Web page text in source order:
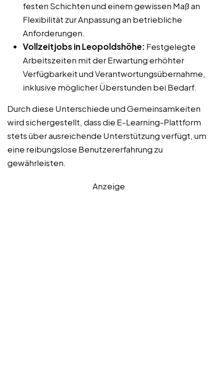
festen Schichten und einem gewissen Maß an
Flexibilität zur Anpassung an betriebliche
Anforderungen.
Vollzeitjobs in Leopoldshöhe: Festgelegte
Arbeitszeiten mit der Erwartung erhöhter
Verfügbarkeit und Verantwortungsübernahme,
inklusive möglicher Überstunden bei Bedarf.
Durch diese Unterschiede und Gemeinsamkeiten
wird sichergestellt, dass die E-Learning-Plattform
stets über ausreichende Unterstützung verfügt, um
eine reibungslose Benutzererfahrung zu
gewährleisten.
Anzeige